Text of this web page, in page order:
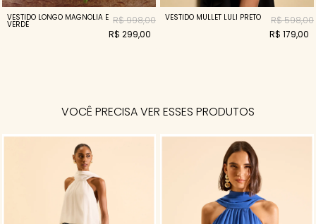
VESTIDO LONGO MAGNOLIA E
VERDE
R$ 998,00
R$ 299,00
VESTIDO MULLET LULI PRETO
R$ 598,00
R$ 179,00
VOCÊ PRECISA VER ESSES PRODUTOS